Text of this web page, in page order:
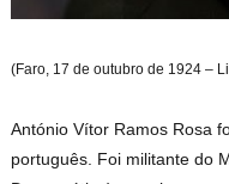
(Faro, 17 de outubro de 1924 –
António Vítor Ramos Rosa
português. Foi militante do